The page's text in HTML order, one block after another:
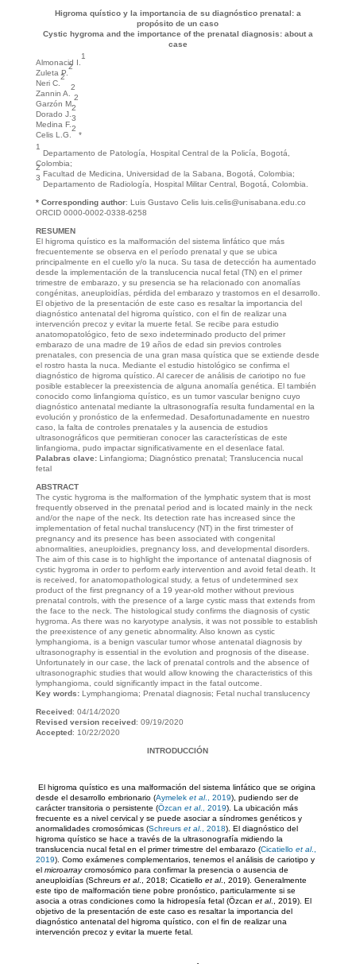
Higroma quístico y la importancia de su diagnóstico prenatal: a
propósito de un caso
Cystic hygroma and the importance of the prenatal diagnosis: about a
case
Almonacid I.
1
Zuleta P.
2
Neri C.
2
Zannin A.
2
Garzón M.
2
Dorado J.
2
Medina F.
3
Celis L.G.
2
*
1
Departamento de Patología, Hospital Central de la Policía, Bogotá,
Colombia;
2
Facultad de Medicina, Universidad de la Sabana, Bogotá, Colombia;
3
Departamento de Radiología, Hospital Militar Central, Bogotá, Colombia.
* Corresponding author: Luis Gustavo Celis luis.celis@unisabana.edu.co
ORCID 0000-0002-0338-6258
RESUMEN
El higroma quístico es la malformación del sistema linfático que más
frecuentemente se observa en el período prenatal y que se ubica
principalmente en el cuello y/o la nuca. Su tasa de detección ha aumentado
desde la implementación de la translucencia nucal fetal (TN) en el primer
trimestre de embarazo, y su presencia se ha relacionado con anomalías
congénitas, aneuploidías, pérdida del embarazo y trastornos en el desarrollo.
El objetivo de la presentación de este caso es resaltar la importancia del
diagnóstico antenatal del higroma quístico, con el fin de realizar una
intervención precoz y evitar la muerte fetal. Se recibe para estudio
anatomopatológico, feto de sexo indeterminado producto del primer
embarazo de una madre de 19 años de edad sin previos controles
prenatales, con presencia de una gran masa quística que se extiende desde
el rostro hasta la nuca. Mediante el estudio histológico se confirma el
diagnóstico de higroma quístico. Al carecer de análisis de cariotipo no fue
posible establecer la preexistencia de alguna anomalía genética. El también
conocido como linfangioma quístico, es un tumor vascular benigno cuyo
diagnóstico antenatal mediante la ultrasonografía resulta fundamental en la
evolución y pronóstico de la enfermedad. Desafortunadamente en nuestro
caso, la falta de controles prenatales y la ausencia de estudios
ultrasonográficos que permitieran conocer las características de este
linfangioma, pudo impactar significativamente en el desenlace fatal.
Palabras clave:Linfangioma; Diagnóstico prenatal; Translucencia nucal
fetal
ABSTRACT
The cystic hygroma is the malformation of the lymphatic system that is most
frequently observed in the prenatal period and is located mainly in the neck
and/or the nape of the neck. Its detection rate has increased since the
implementation of fetal nuchal translucency (NT) in the first trimester of
pregnancy and its presence has been associated with congenital
abnormalities, aneuploidies, pregnancy loss, and developmental disorders.
The aim of this case is to highlight the importance of antenatal diagnosis of
cystic hygroma in order to perform early intervention and avoid fetal death. It
is received, for anatomopathological study, a fetus of undetermined sex
product of the first pregnancy of a 19 year-old mother without previous
prenatal controls, with the presence of a large cystic mass that extends from
the face to the neck. The histological study confirms the diagnosis of cystic
hygroma. As there was no karyotype analysis, it was not possible to establish
the preexistence of any genetic abnormality. Also known as cystic
lymphangioma, is a benign vascular tumor whose antenatal diagnosis by
ultrasonography is essential in the evolution and prognosis of the disease.
Unfortunately in our case, the lack of prenatal controls and the absence of
ultrasonographic studies that would allow knowing the characteristics of this
lymphangioma, could significantly impact in the fatal outcome.
Key words:Lymphangioma; Prenatal diagnosis; Fetal nuchal translucency
Received: 04/14/2020
Revised version received: 09/19/2020
Accepted: 10/22/2020
INTRODUCCIÓN
El higroma quístico es una malformación del sistema linfático que se origina
desde el desarrollo embrionario (Aymelek et al., 2019), pudiendo ser de
carácter transitoria o persistente (Özcan et al., 2019). La ubicación más
frecuente es a nivel cervical y se puede asociar a síndromes genéticos y
anormalidades cromosómicas (Schreurs et al., 2018). El diagnóstico del
higroma quístico se hace a través de la ultrasonografía midiendo la
translucencia nucal fetal en el primer trimestre del embarazo (Cicatiello et al.,
2019). Como exámenes complementarios, tenemos el análisis de cariotipo y
el microarraycromosómico para confirmar la presencia o ausencia de
aneuploidías (Schreurs et al., 2018; Cicatiello et al., 2019). Generalmente
este tipo de malformación tiene pobre pronóstico, particularmente si se
asocia a otras condiciones como la hidropesía fetal (Özcan et al., 2019). El
objetivo de la presentación de este caso es resaltar la importancia del
diagnóstico antenatal del higroma quístico, con el fin de realizar una
intervención precoz y evitar la muerte fetal.